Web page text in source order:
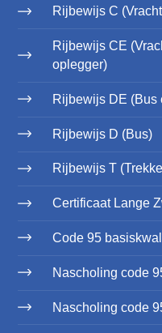
Rijbewijs C
Rijbewijs CE
oplegger)
Rijbewijs DE (Bus
Rijbewijs D (Bus)
Rijbewijs T
Certificaat Lange
Code 95
Nascholing code
Nascholing code